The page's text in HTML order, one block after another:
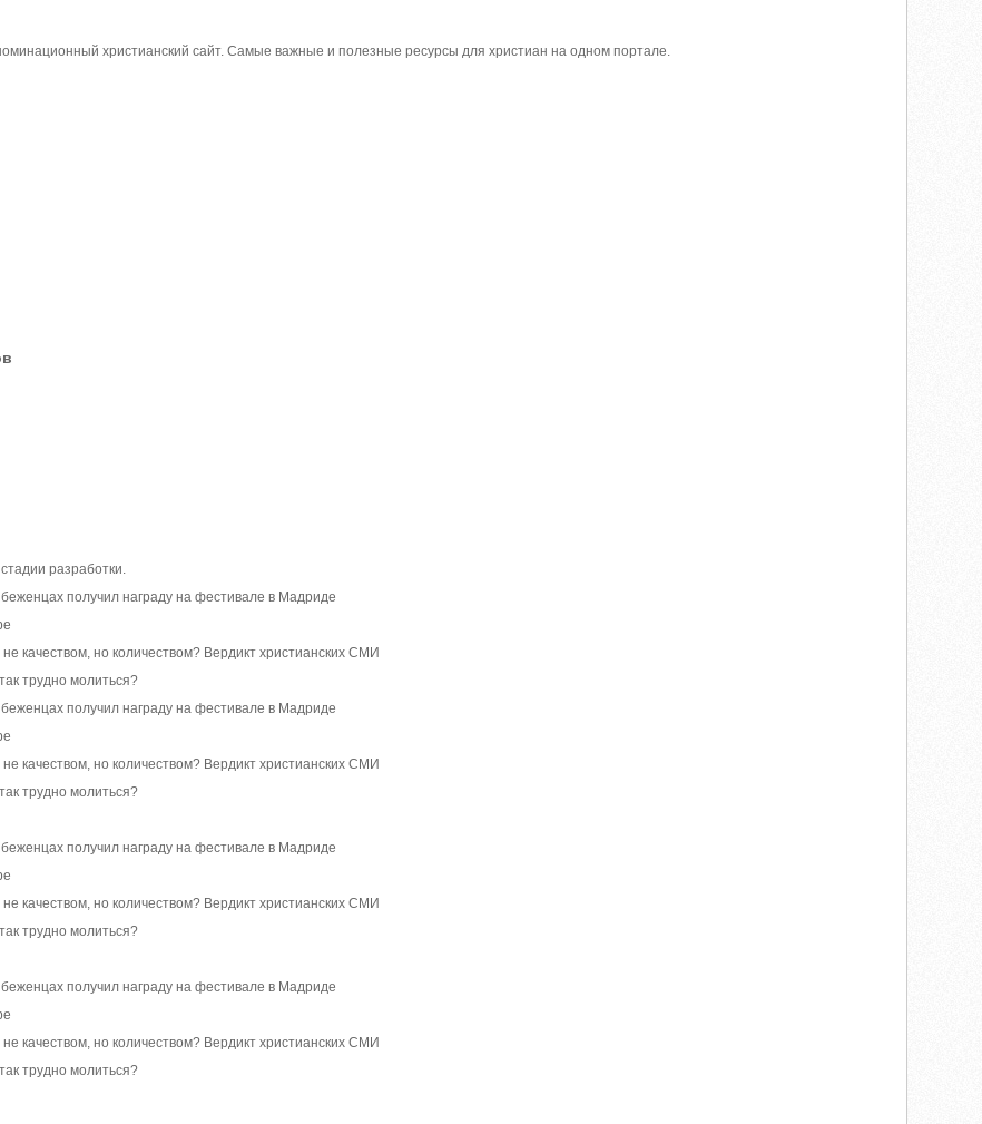
христианский сайт. Самые важные и полезные ресурсы для христиан на одном портале.
разработки.
получил награду на фестивале в Мадриде
качеством, но количеством? Вердикт христианских СМИ
трудно молиться?
получил награду на фестивале в Мадриде
качеством, но количеством? Вердикт христианских СМИ
трудно молиться?
получил награду на фестивале в Мадриде
качеством, но количеством? Вердикт христианских СМИ
трудно молиться?
получил награду на фестивале в Мадриде
качеством, но количеством? Вердикт христианских СМИ
трудно молиться?